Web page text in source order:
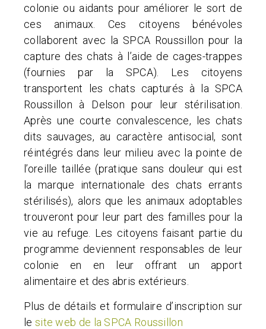
colonie ou aidants pour améliorer le sort de
ces animaux. Ces citoyens bénévoles
collaborent avec la SPCA Roussillon pour la
capture des chats à l’aide de cages-trappes
(fournies par la SPCA). Les citoyens
transportent les chats capturés à la SPCA
Roussillon à Delson pour leur stérilisation.
Après une courte convalescence, les chats
dits sauvages, au caractère antisocial, sont
réintégrés dans leur milieu avec la pointe de
l’oreille taillée (pratique sans douleur qui est
la marque internationale des chats errants
stérilisés), alors que les animaux adoptables
trouveront pour leur part des familles pour la
vie au refuge. Les citoyens faisant partie du
programme deviennent responsables de leur
colonie en en leur offrant un apport
alimentaire et des abris extérieurs.
Plus de détails et formulaire d’inscription sur
le site web de la SPCA Roussillon